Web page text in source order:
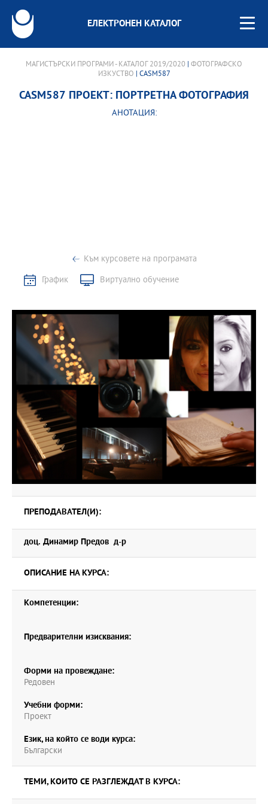
ЕЛЕКТРОНЕН КАТАЛОГ
МАГИСТЪРСКИ ПРОГРАМИ - КАТАЛОГ 2019/2020 ФОТОГРАФСКО
ИЗКУСТВО | CASM587
CASM587 ПРОЕКТ: ПОРТРЕТНА ФОТОГРАФИЯ
АНОТАЦИЯ:
Към курсовете на програмата
График
Виртуално обучение
ПРЕПОДАВАТЕЛ(И):
доц. Динамир Предов д-р
ОПИСАНИЕ НА КУРСА:
Компетенции:
Предварителни изисквания:
Форми на провеждане:
Редовен
Учебни форми:
Проект
Език, на който се води курса:
Български
ТЕМИ, КОИТО СЕ РАЗГЛЕЖДАТ В КУРСА: